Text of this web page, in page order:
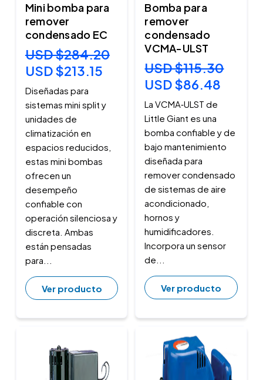
Mini bomba para
remover
condensado EC
USD $284.20
USD $213.15
Diseñadas para
sistemas mini split y
unidades de
climatización en
espacios reducidos,
estas mini bombas
ofrecen un
desempeño
confiable con
operación silenciosa y
discreta. Ambas
están pensadas
para...
Ver producto
Bomba para
remover
condensado
VCMA-ULST
USD $115.30
USD $86.48
La VCMA‑ULST de
Little Giant es una
bomba confiable y de
bajo mantenimiento
diseñada para
remover condensado
de sistemas de aire
acondicionado,
hornos y
humidificadores.
Incorpora un sensor
de...
Ver producto